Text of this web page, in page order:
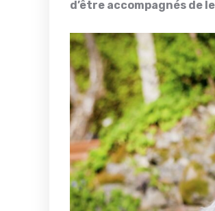
d’être accompagnés de